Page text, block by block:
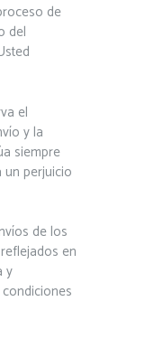
de
del
el
y la
siempre
perjuicio
de los
en
y